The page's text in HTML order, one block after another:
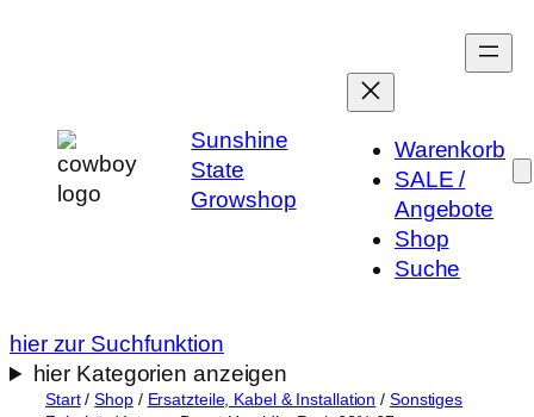
Sunshine
State
Growshop
Warenkorb
SALE /
Angebote
Shop
Suche
hier zur Suchfunktion
hier Kategorien anzeigen
Start/Shop/ Ersatzteile, Kabel & Installation / Sonstiges